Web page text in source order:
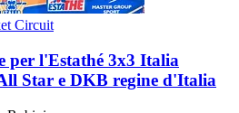
Circuit
per l'Estathé 3x3 Italia
Star e DKB regine d'Italia